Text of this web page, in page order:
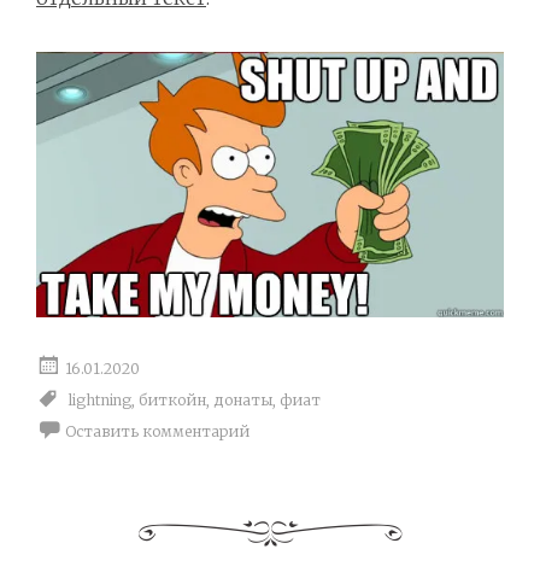
16.01.2020
lightning биткойн донаты фиат
Оставить комментарий